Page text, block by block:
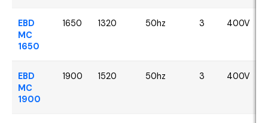
EBD
MC
1650
1650 1320 50hz 3 400V
EBD
MC
1900
1900 1520 50hz 3 400V